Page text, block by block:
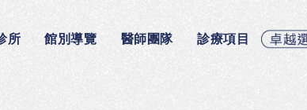
所 館別導覽 醫師團隊 診療項目